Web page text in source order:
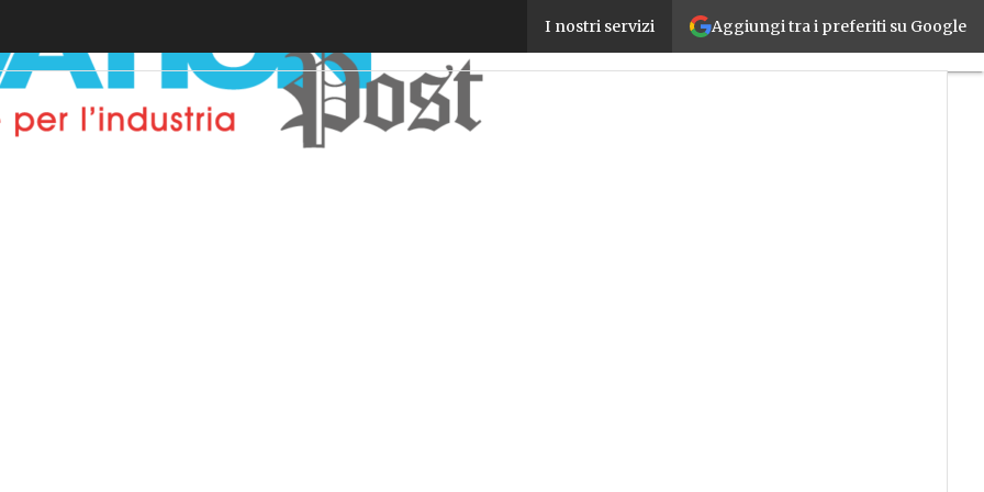
Aggiungi tra i preferiti su Google
I nostri servizi
L’industria nel mirino del cyber crime: nel 2020